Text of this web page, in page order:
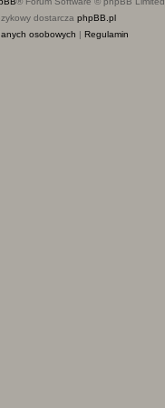
dostarcza phpBB.pl
osobowych | Regulamin